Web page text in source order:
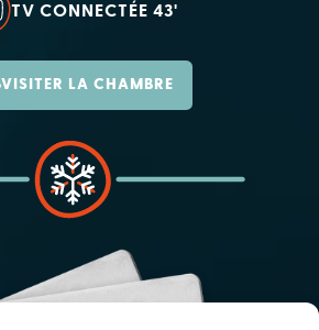
TV CONNECTÉE 43'
VISITER LA CHAMBRE